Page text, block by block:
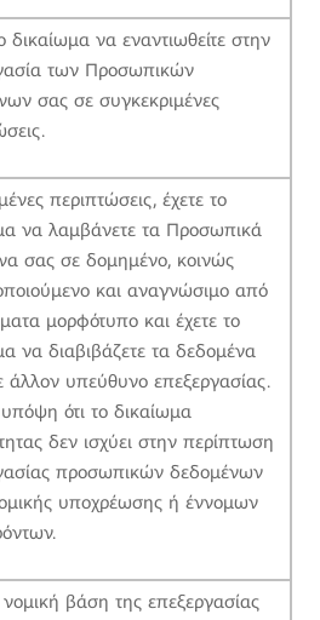
δικαίωμα να εναντιωθείτε στην
των Προσωπικών
σας σε συγκεκριμένες
περιπτώσεις, έχετε το
να λαμβάνετε τα Προσωπικά
σας σε δομημένο, κοινώς
και αναγνώσιμο από
μορφότυπο και έχετε το
να διαβιβάζετε τα δεδομένα
άλλον υπεύθυνο επεξεργασίας.
ότι το δικαίωμα
δεν ισχύει στην περίπτωση
προσωπικών δεδομένων
υποχρέωσης ή έννομων
βάση της επεξεργασίας